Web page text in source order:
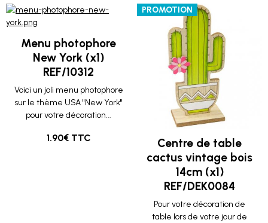
Menu photophore
New York (x1)
REF/10312
Voici un joli menu photophore
sur le thème USA "New York"
pour votre décoration...
1.90€ TTC
PROMOTION
Centre de table
cactus vintage bois
14cm (x1)
REF/DEK0084
Pour votre décoration de
table lors de votre jour de